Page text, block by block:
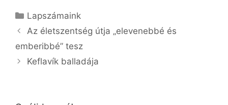
Kategória
Lapszámaink
Az életszentség útja „elevenebbé és
emberibbé” tesz
Keflavík balladája